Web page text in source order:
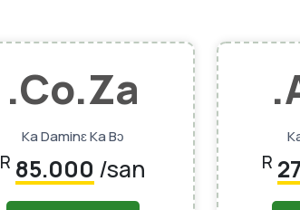
.co.za
Ka Daminɛ Ka Bɔ
R 85.000 /san R